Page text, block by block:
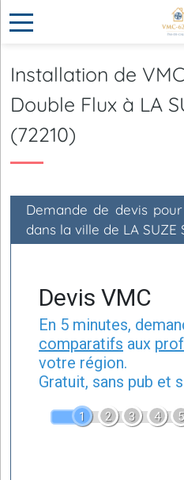
Installation de
Double Flux à LA
(72210)
Demande de devis
dans la ville de LA SUZE
Devis VMC
En 5 minutes,
comparatifs aux
votre région.
Gratuit, sans pub et
1 2 3 4 5